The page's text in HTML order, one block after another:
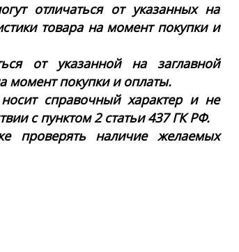
отличаться от указанных на
товара на момент покупки и
от указанной на заглавной
момент покупки и оплаты.
справочный характер и не
с пунктом 2 статьи 437 ГК РФ.
проверять наличие желаемых